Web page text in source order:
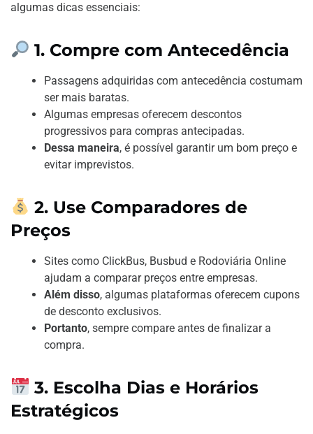
algumas dicas essenciais:
1. Compre com Antecedência
Passagens adquiridas com antecedência costumam
ser mais baratas.
Algumas empresas oferecem descontos
progressivos para compras antecipadas.
Dessa maneira, é possível garantir um bom preço e
evitar imprevistos.
2. Use Comparadores de
Preços
Sites como ClickBus, Busbud e Rodoviária Online
ajudam a comparar preços entre empresas.
Além disso, algumas plataformas oferecem cupons
de desconto exclusivos.
Portanto, sempre compare antes de finalizar a
compra.
3. Escolha Dias e Horários
Estratégicos